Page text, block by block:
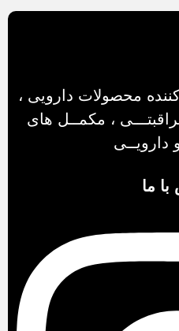
محصولات دارویی ،
، مکمــل های
دارویــی
ما